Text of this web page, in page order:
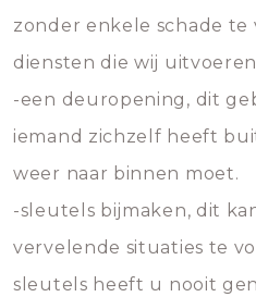
zonder enkele schade te
diensten die wij
-een deuropening, dit
iemand zichzelf heeft
weer naar binnen moet.
-sleutels bijmaken, dit
vervelende situaties te
sleutels heeft u nooit